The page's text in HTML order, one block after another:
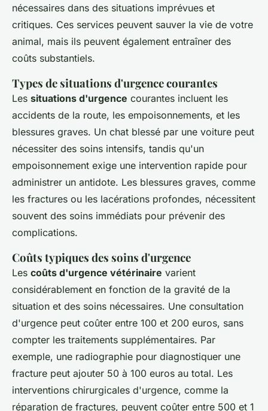
nécessaires dans des situations imprévues et
critiques. Ces services peuvent sauver la vie de votre
animal, mais ils peuvent également entraîner des
coûts substantiels.
Types de situations d'urgence courantes
Les situations d'urgence courantes incluent les
accidents de la route, les empoisonnements, et les
blessures graves. Un chat blessé par une voiture peut
nécessiter des soins intensifs, tandis qu'un
empoisonnement exige une intervention rapide pour
administrer un antidote. Les blessures graves, comme
les fractures ou les lacérations profondes, nécessitent
souvent des soins immédiats pour prévenir des
complications.
Coûts typiques des soins d'urgence
Les coûts d'urgence vétérinaire varient
considérablement en fonction de la gravité de la
situation et des soins nécessaires. Une consultation
d'urgence peut coûter entre 100 et 200 euros, sans
compter les traitements supplémentaires. Par
exemple, une radiographie pour diagnostiquer une
fracture peut ajouter 50 à 100 euros au total. Les
interventions chirurgicales d'urgence, comme la
réparation de fractures, peuvent coûter entre 500 et 1